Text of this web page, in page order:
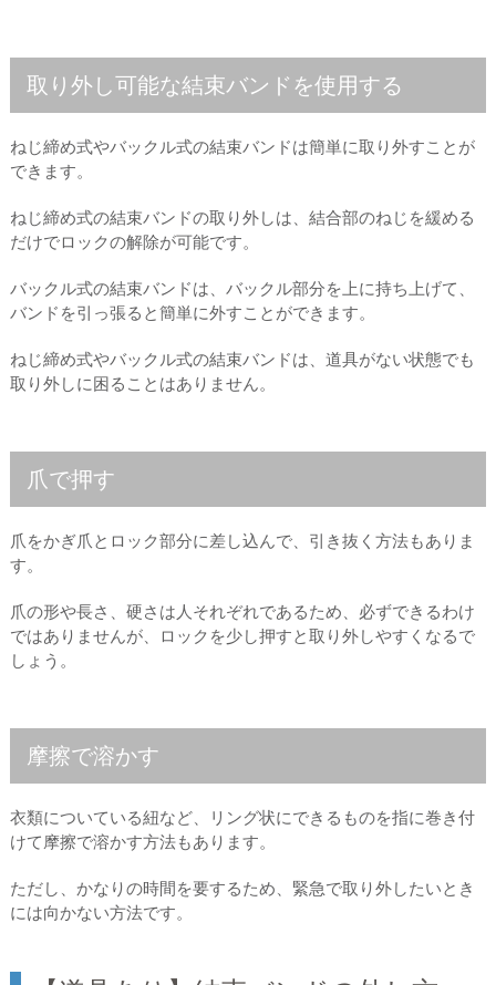
取り外し可能な結束バンドを使用する
ねじ締め式やバックル式の結束バンドは簡単に取り外すことが
できます。
ねじ締め式の結束バンドの取り外しは、結合部のねじを緩める
だけでロックの解除が可能です。
バックル式の結束バンドは、バックル部分を上に持ち上げて、
バンドを引っ張ると簡単に外すことができます。
ねじ締め式やバックル式の結束バンドは、道具がない状態でも
取り外しに困ることはありません。
爪で押す
爪をかぎ爪とロック部分に差し込んで、引き抜く方法もありま
す。
爪の形や長さ、硬さは人それぞれであるため、必ずできるわけ
ではありませんが、ロックを少し押すと取り外しやすくなるで
しょう。
摩擦で溶かす
衣類についている紐など、リング状にできるものを指に巻き付
けて摩擦で溶かす方法もあります。
ただし、かなりの時間を要するため、緊急で取り外したいとき
には向かない方法です。